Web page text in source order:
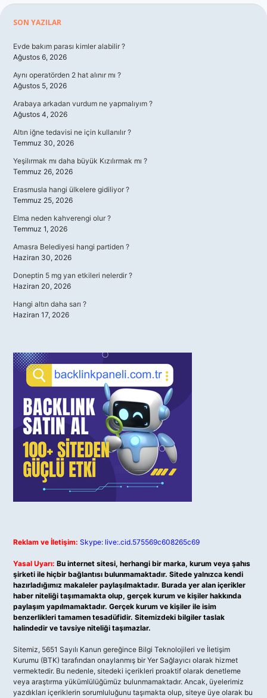
Sidebar
SON YAZILAR
Evde bakım parası kimler alabilir ?
Ağustos 6, 2026
Aynı operatörden 2 hat alınır mı ?
Ağustos 5, 2026
Arabaya arkadan vurdum ne yapmalıyım ?
Ağustos 4, 2026
Altın iğne tedavisi ne için kullanılır ?
Temmuz 30, 2026
Yeşilırmak mı daha büyük Kızılırmak mı ?
Temmuz 26, 2026
Erasmusla hangi ülkelere gidiliyor ?
Temmuz 25, 2026
Elma neden kahverengi olur ?
Temmuz 1, 2026
Amasra Belediyesi hangi partiden ?
Haziran 30, 2026
Doneptin 5 mg yan etkileri nelerdir ?
Haziran 20, 2026
Hangi altın daha sarı ?
Haziran 17, 2026
Reklam ve İletişim: Skype: live:.cid.575569c608265c69
Yasal Uyarı: Bu internet sitesi, herhangi bir marka, kurum veya şahıs
şirketi ile hiçbir bağlantısı bulunmamaktadır. Sitede yalnızca kendi
hazırladığımız makaleler paylaşılmaktadır. Burada yer alan içerikler
haber niteliği taşımamakta olup, gerçek kurum ve kişiler hakkında
paylaşım yapılmamaktadır. Gerçek kurum ve kişiler ile isim
benzerlikleri tamamen tesadüfidir. Sitemizdeki bilgiler taslak
halindedir ve tavsiye niteliği taşımazlar.
Sitemiz, 5651 Sayılı Kanun gereğince Bilgi Teknolojileri ve İletişim
Kurumu (BTK) tarafından onaylanmış bir Yer Sağlayıcı olarak hizmet
vermektedir. Bu nedenle, sitedeki içerikleri proaktif olarak denetleme
veya araştırma yükümlülüğümüz bulunmamaktadır. Ancak, üyelerimiz
yazdıkları içeriklerin sorumluluğunu taşımakta olup, siteye üye olarak bu